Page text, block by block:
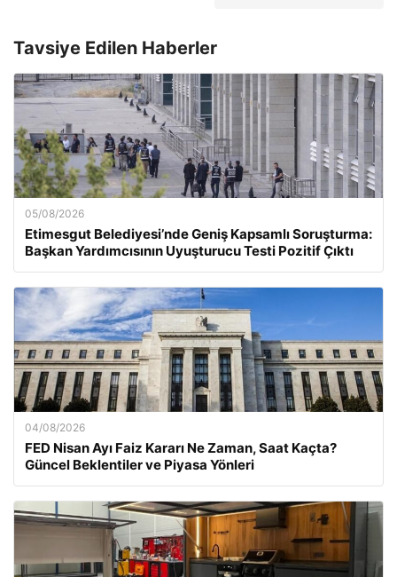
Tavsiye Edilen Haberler
05/08/2026
Etimesgut Belediyesi’nde Geniş Kapsamlı Soruşturma:
Başkan Yardımcısının Uyuşturucu Testi Pozitif Çıktı
04/08/2026
FED Nisan Ayı Faiz Kararı Ne Zaman, Saat Kaçta?
Güncel Beklentiler ve Piyasa Yönleri